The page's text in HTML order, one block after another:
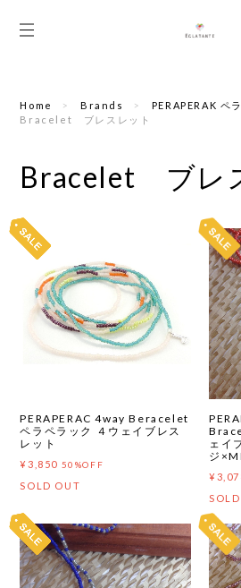
Home Brands
PERAPERAK ペ
Bracelet ブレスレット
Bracelet ブレ
PERAPERAC 4way Beracelet
ペラペラック ４ウェイブレス
レット
¥3,850 50%OFF
SOLD OUT
ェイ
ジ